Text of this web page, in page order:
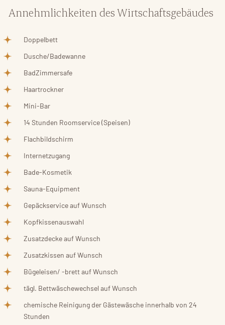
Annehmlichkeiten des Wirtschaftsgebäudes
Doppelbett
Dusche/Badewanne
BadZimmersafe
Haartrockner
Mini-Bar
14 Stunden Roomservice (Speisen)
Flachbildschirm
Internetzugang
Bade-Kosmetik
Sauna-Equipment
Gepäckservice auf Wunsch
Kopfkissenauswahl
Zusatzdecke auf Wunsch
Zusatzkissen auf Wunsch
Bügeleisen/ -brett auf Wunsch
tägl. Bettwäschewechsel auf Wunsch
chemische Reinigung der Gästewäsche innerhalb von 24
Stunden